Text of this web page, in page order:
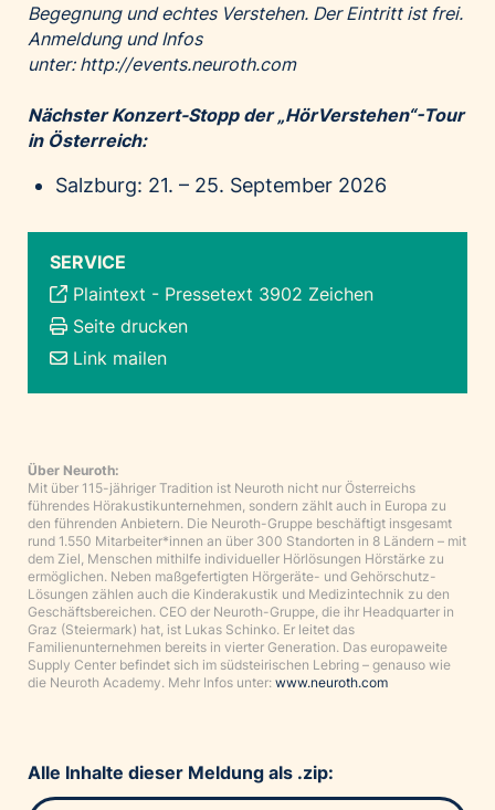
Begegnung und echtes Verstehen. Der Eintritt ist frei.
Anmeldung und Infos
unter: http://events.neuroth.com
Nächster Konzert-Stopp der „HörVerstehen“-Tour
in Österreich:
Salzburg: 21. – 25. September 2026
SERVICE
Plaintext - Pressetext 3902 Zeichen
Seite drucken
Link mailen
Über Neuroth:
Mit über 115-jähriger Tradition ist Neuroth nicht nur Österreichs
führendes Hörakustikunternehmen, sondern zählt auch in Europa zu
den führenden Anbietern. Die Neuroth-Gruppe beschäftigt insgesamt
rund 1.550 Mitarbeiter*innen an über 300 Standorten in 8 Ländern – mit
dem Ziel, Menschen mithilfe individueller Hörlösungen Hörstärke zu
ermöglichen. Neben maßgefertigten Hörgeräte- und Gehörschutz-
Lösungen zählen auch die Kinderakustik und Medizintechnik zu den
Geschäftsbereichen. CEO der Neuroth-Gruppe, die ihr Headquarter in
Graz (Steiermark) hat, ist Lukas Schinko. Er leitet das
Familienunternehmen bereits in vierter Generation. Das europaweite
Supply Center befindet sich im südsteirischen Lebring – genauso wie
die Neuroth Academy. Mehr Infos unter: www.neuroth.com
Alle Inhalte dieser Meldung als .zip: